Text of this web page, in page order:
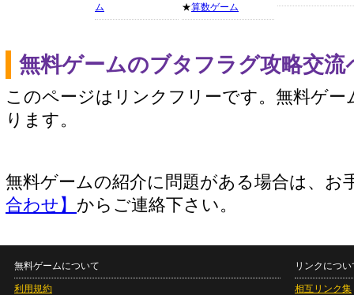
ム
★算数ゲーム
無料ゲームのブタフラグ攻略交
このページはリンクフリーです。無料ゲー
ります。
無料ゲームの紹介に問題がある場合は、お
合わせ】 からご連絡下さい。
無料ゲームについて
利用規約
リンクについ
相互リンク集